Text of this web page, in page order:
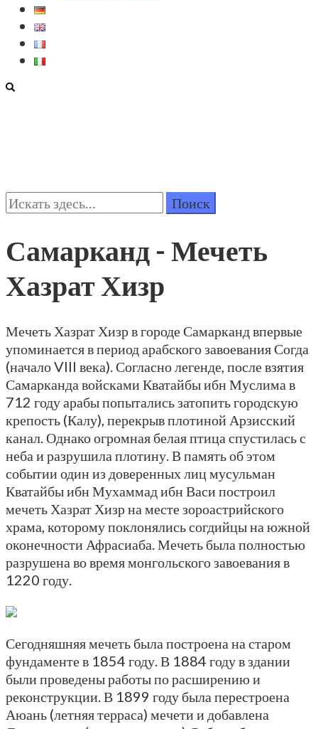
Поиск:
Самарканд - Мечеть
Хазрат Хизр
Мечеть Хазрат Хизр в городе Самарканд впервые
упоминается в период арабского завоевания Согда
(начало VIII века). Согласно легенде, после взятия
Самарканда войсками Кватайбы ибн Муслима в
712 году арабы попытались затопить городскую
крепость (Калу), перекрыв плотиной Арзисский
канал. Однако огромная белая птица спустилась с
неба и разрушила плотину. В память об этом
событии один из доверенных лиц мусульман
Кватайбы ибн Мухаммад ибн Васи построил
мечеть Хазрат Хизр на месте зороастрийского
храма, которому поклонялись согдийцы на южной
оконечности Афрасиаба. Мечеть была полностью
разрушена во время монгольского завоевания в
1220 году.
Сегодняшняя мечеть была построена на старом
фундаменте в 1854 году. В 1884 году в здании
были проведены работы по расширению и
реконструкции. В 1899 году была перестроена
Аюань (летняя терраса) мечети и добавлена